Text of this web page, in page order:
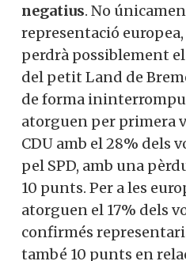
parlamentari serà
A Alemanya els
negatius . No
representació europea,
perdrà possiblement
del petit Land de
governant de forma
enquestes atorguen
majoria al CDU amb el
només el 23% pel
pràcticament de 10